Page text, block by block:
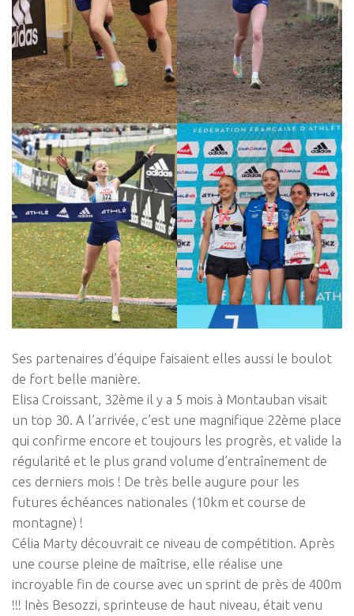
Ses partenaires d’équipe faisaient elles aussi le boulot
de fort belle manière.
Elisa Croissant, 32ème il y a 5 mois à Montauban visait
un top 30. A l’arrivée, c’est une magnifique 22ème place
qui confirme encore et toujours les progrès, et valide la
régularité et le plus grand volume d’entraînement de
ces derniers mois ! De très belle augure pour les
futures échéances nationales (10km et course de
montagne) !
Célia Marty découvrait ce niveau de compétition. Après
une course pleine de maîtrise, elle réalise une
incroyable fin de course avec un sprint de près de 400m
!!! Inès Besozzi, sprinteuse de haut niveau, était venu